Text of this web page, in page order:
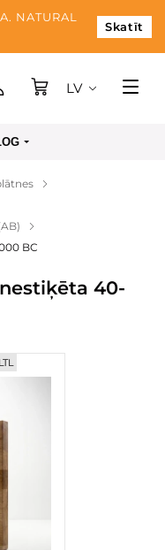
NATURAL
Skatīt
LV
BC
40-